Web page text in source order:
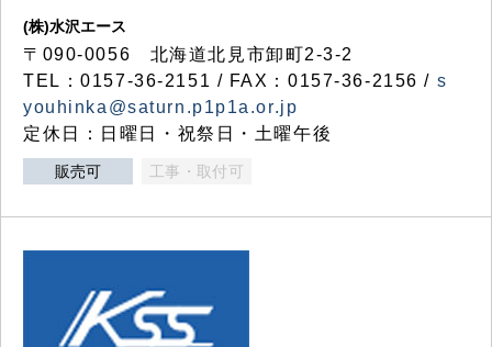
(株)水沢エース
〒090-0056 北海道北見市卸町2-3-2
TEL：0157-36-2151 / FAX：0157-36-2156 / s
youhinka@saturn.p1p1a.or.jp
定休日：日曜日・祝祭日・土曜午後
販売可 工事・取付可